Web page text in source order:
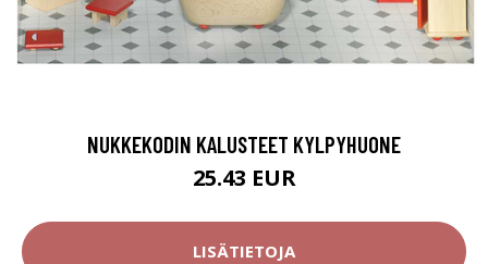
NUKKEKODIN KALUSTEET KYLPYHUONE
25.43 EUR
LISÄTIETOJA